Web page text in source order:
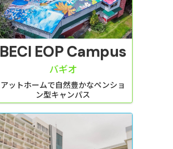
BECI EOP Campus
バギオ
アットホームで自然豊かなペンショ
ン型キャンパス